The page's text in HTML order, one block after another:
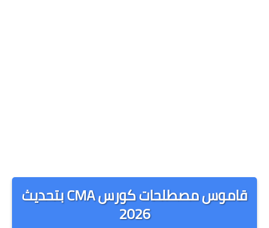
قاموس مصطلحات كورس CMA بتحديث
2026